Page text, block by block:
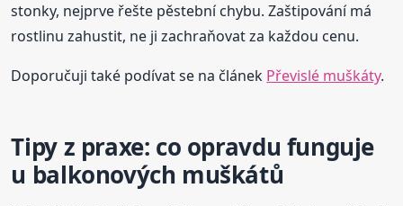
stonky, nejprve řešte pěstební chybu. Zaštipování má
rostlinu zahustit, ne ji zachraňovat za každou cenu.
Doporučuji také podívat se na článek Převislé muškáty.
Tipy z praxe: co opravdu funguje
u balkonových muškátů